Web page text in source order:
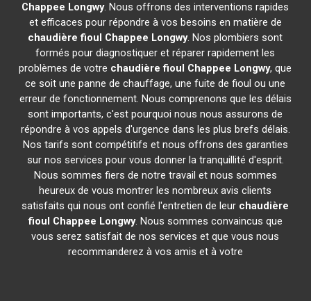
Chappee Longwy. Nous offrons des interventions rapides
et efficaces pour répondre à vos besoins en matière de
chaudière fioul Chappee Longwy. Nos plombiers sont
formés pour diagnostiquer et réparer rapidement les
problèmes de votre chaudière fioul Chappee Longwy, que
ce soit une panne de chauffage, une fuite de fioul ou une
erreur de fonctionnement. Nous comprenons que les délais
sont importants, c'est pourquoi nous nous assurons de
répondre à vos appels d'urgence dans les plus brefs délais.
Nos tarifs sont compétitifs et nous offrons des garanties
sur nos services pour vous donner la tranquillité d'esprit.
Nous sommes fiers de notre travail et nous sommes
heureux de vous montrer les nombreux avis clients
satisfaits qui nous ont confié l'entretien de leur chaudière
fioul Chappee Longwy. Nous sommes convaincus que
vous serez satisfait de nos services et que vous nous
recommanderez à vos amis et à votre